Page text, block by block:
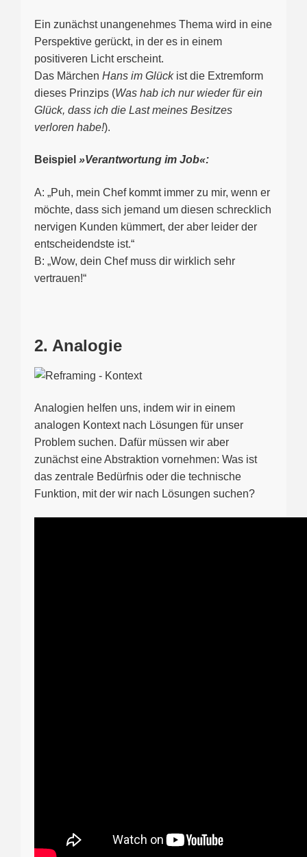
Ein zunächst unangenehmes Thema wird in eine
Perspektive gerückt, in der es in einem
positiveren Licht erscheint.
Das Märchen Hans im Glückist die Extremform
dieses Prinzips (Was hab ich nur wieder für ein
Glück, dass ich die Last meines Besitzes
verloren habe!).
Beispiel »Verantwortung im Job«:
A: „Puh, mein Chef kommt immer zu mir, wenn er
möchte, dass sich jemand um diesen schrecklich
nervigen Kunden kümmert, der aber leider der
entscheidendste ist.“
B: „Wow, dein Chef muss dir wirklich sehr
vertrauen!“
2. Analogie
Analogien helfen uns, indem wir in einem
analogen Kontext nach Lösungen für unser
Problem suchen. Dafür müssen wir aber
zunächst eine Abstraktion vornehmen: Was ist
das zentrale Bedürfnis oder die technische
Funktion, mit der wir nach Lösungen suchen?